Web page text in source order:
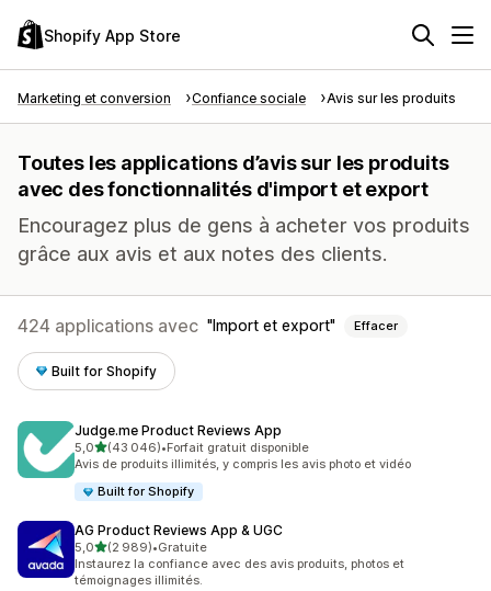
Shopify App Store
Marketing et conversion Confiance sociale Avis sur les produits
Toutes les applications d’avis sur les produits
avec des fonctionnalités d'import et export
Encouragez plus de gens à acheter vos produits
grâce aux avis et aux notes des clients.
424 applications avec Import et export Effacer
Built for Shopify
Judge.me Product Reviews App
5,0étoile(s) sur 5
(43 046)
43046 avis au total
•Forfait gratuit disponible
Avis de produits illimités, y compris les avis photo et vidéo
Built for Shopify
AG Product Reviews App & UGC
5,0étoile(s) sur 5
(2 989)
2989 avis au total
•Gratuite
Instaurez la confiance avec des avis produits, photos et
témoignages illimités.